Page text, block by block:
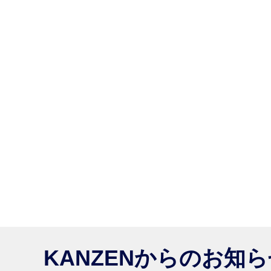
KANZENからのお知